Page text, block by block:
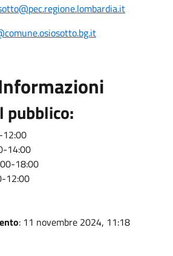
pubblico:
12:00
14:00
18:00
12:00
: 11 novembre 2024, 11:18